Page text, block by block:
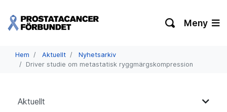
Meny
Hem Aktuellt
Nyhetsarkiv
Driver studie om metastatisk ryggmärgskompression
Aktuellt